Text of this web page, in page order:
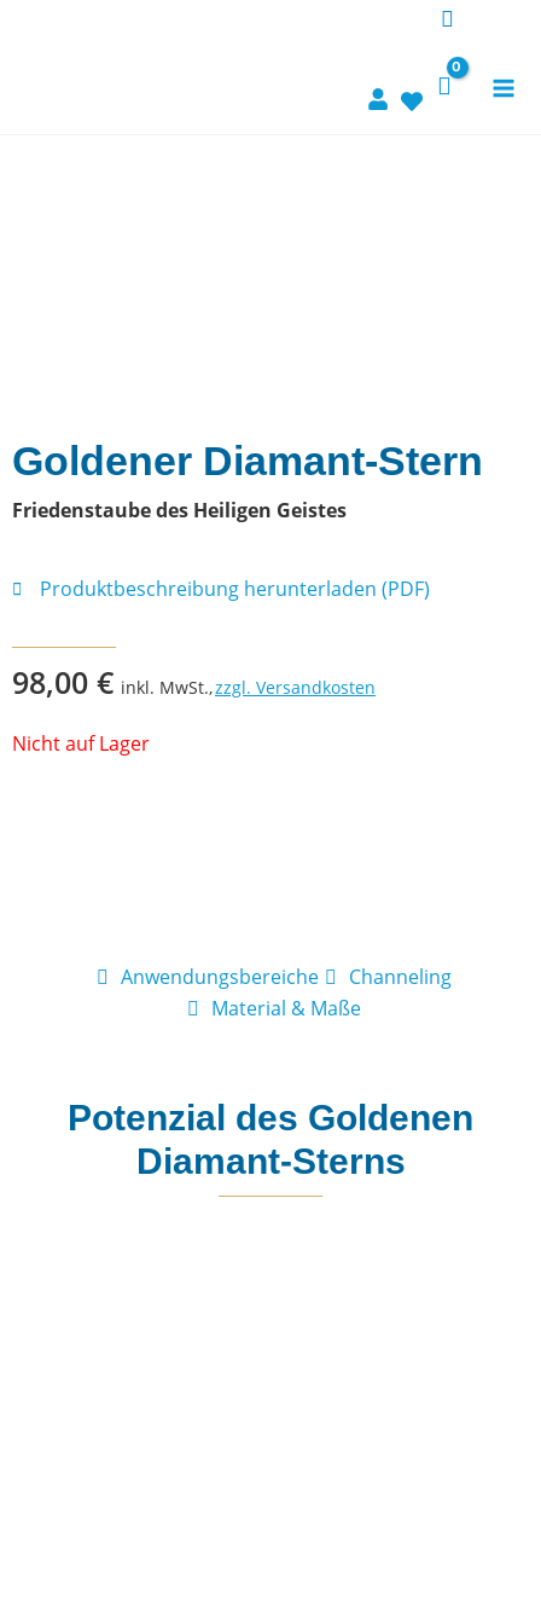
Goldener Diamant-Stern
Friedenstaube des Heiligen Geistes
Produktbeschreibung herunterladen (PDF)
98,00 € inkl. MwSt.,zzgl. Versandkosten
Nicht auf Lager
Anwendungsbereiche
Channeling
Material & Maße
Potenzial des Goldenen
Diamant-Sterns